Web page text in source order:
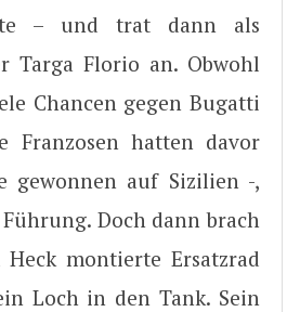
– und trat dann als
Targa Florio an. Obwohl
Chancen gegen Bugatti
Franzosen hatten davor
gewonnen auf Sizilien -,
Doch dann brach
montierte Ersatzrad
Loch in den Tank. Sein